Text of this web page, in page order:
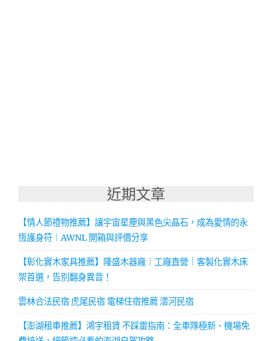
近期文章
【情人節禮物推薦】讓宇宙星塵與黑色尖晶石，成為愛情的永
恆護身符｜AWNL 開箱與評價分享
【彰化實木家具推薦】隆盛木器廠｜工廠直營｜客製化實木床
架首選，告別翻身異音！
雲林合法民宿 虎尾民宿 電梯住宿推薦 澐河民宿
【澎湖租車推薦】鴻宇租賃 不踩雷指南：全車隊極新、機場免